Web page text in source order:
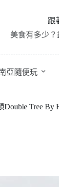
跟
美食有多少
亞隨便玩
Tree By